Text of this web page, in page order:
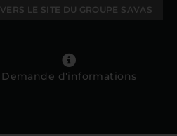
VERS LE SITE DU GROUPE SAVAS
Demande d'informations